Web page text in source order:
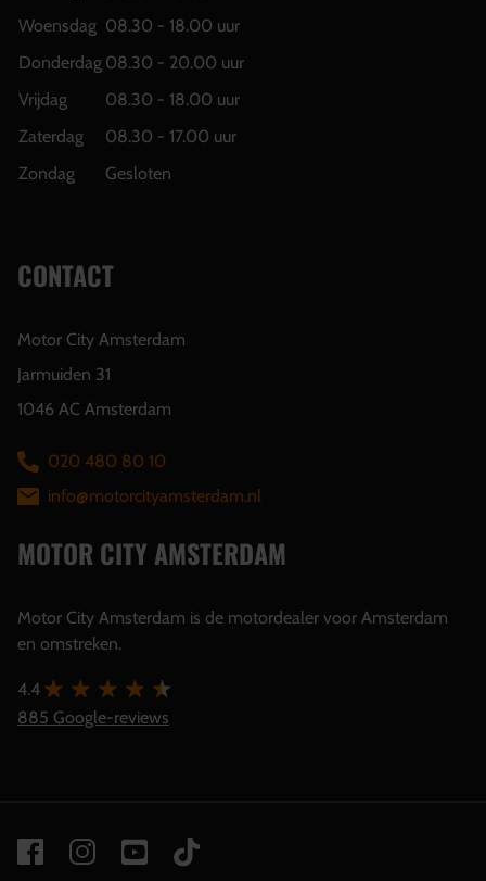
Woensdag 08.30 - 18.00 uur
Donderdag 08.30 - 20.00 uur
Vrijdag
08.30 - 18.00 uur
Zaterdag
08.30 - 17.00 uur
Zondag
Gesloten
CONTACT
Motor City Amsterdam
Jarmuiden 31
1046 AC Amsterdam
020 480 80 10
info@motorcityamsterdam.nl
MOTOR CITY AMSTERDAM
Motor City Amsterdam is de motordealer voor Amsterdam
en omstreken.
4.4
885 Google-reviews